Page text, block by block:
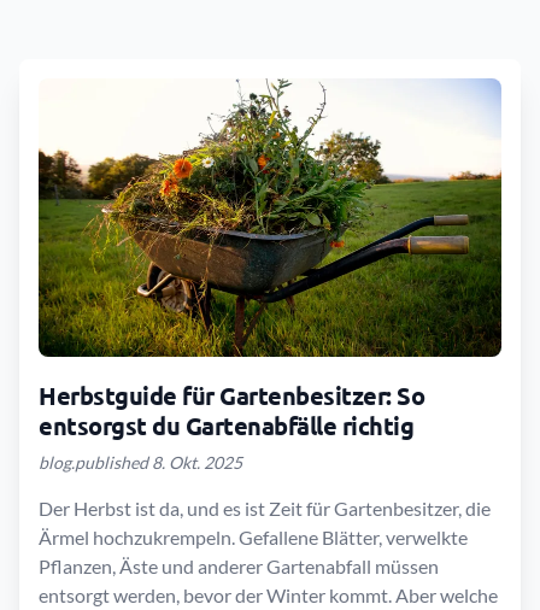
Herbstguide für Gartenbesitzer: So
entsorgst du Gartenabfälle richtig
blog.published 8. Okt. 2025
Der Herbst ist da, und es ist Zeit für Gartenbesitzer, die
Ärmel hochzukrempeln. Gefallene Blätter, verwelkte
Pflanzen, Äste und anderer Gartenabfall müssen
entsorgt werden, bevor der Winter kommt. Aber welche